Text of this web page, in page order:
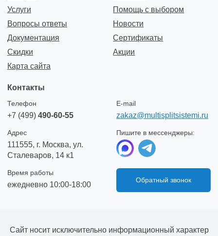
Услуги
Помощь с выбором
Вопросы ответы
Новости
Документация
Сертификаты
Скидки
Акции
Карта сайта
Контакты
Телефон
+7 (499) 490-60-55
E-mail
zakaz@multisplitsistemi.ru
Адрес
111555, г. Москва, ул.
Сталеваров, 14 к1
Пишите в мессенджеры:
Время работы
ежедневно 10:00-18:00
Обратный звонок
Сайт носит исключительно информационный характер